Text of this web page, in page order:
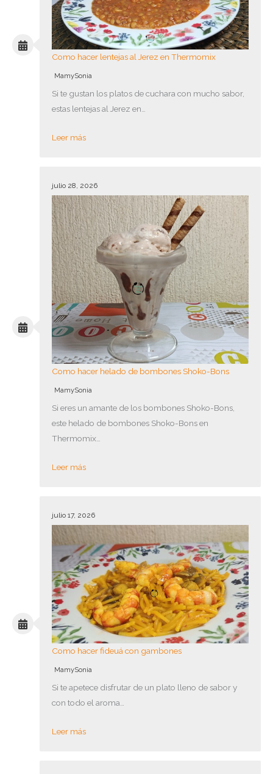
Como hacer lentejas al Jerez en Thermomix
MamySonia
Si te gustan los platos de cuchara con mucho sabor,
estas lentejas al Jerez en…
Leer más
julio 28, 2026
Como hacer helado de bombones Shoko-Bons
MamySonia
Si eres un amante de los bombones Shoko-Bons,
este helado de bombones Shoko-Bons en
Thermomix…
Leer más
julio 17, 2026
Como hacer fideuá con gambones
MamySonia
Si te apetece disfrutar de un plato lleno de sabor y
con todo el aroma…
Leer más